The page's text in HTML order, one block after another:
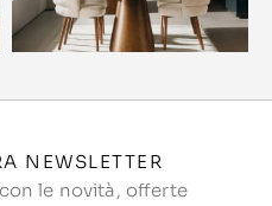
NEWSLETTER
le novità, offerte